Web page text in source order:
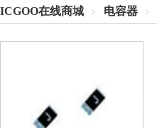
ICGOO在线商城 > 电容器 >